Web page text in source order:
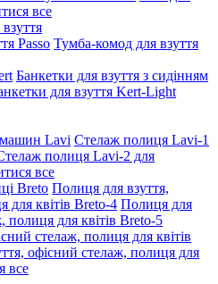
все
Passo Тумба-комод для взуття
Банкетки для взуття з сидінням
для взуття Kert-Light
машин Lavi Стелаж полиця Lavi-1
полиця Lavi-2 для
все
Breto Полиця для взуття,
для квітів Breto-4 Полиця для
полиця для квітів Breto-5
стелаж, полиця для квітів
офісний стелаж, полиця для
все